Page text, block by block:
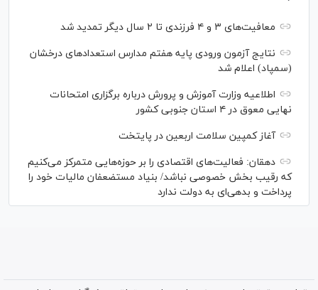
معافیت‌های ۳ و ۴ فرزندی تا ۲ سال دیگر تمدید شد
نتایج آزمون ورودی پایه هفتم مدارس استعدادهای درخشان
(سمپاد) اعلام شد
اطلاعیه وزارت آموزش و پرورش درباره برگزاری امتحانات
نهایی معوق در ۴ استان جنوبی کشور
آغاز کمپین سلامت اربعین در پایتخت
دهقان: فعالیت‌های اقتصادی را بر حوزه‌هایی متمرکز می‌کنیم
که رقیب بخش خصوصی نباشد/ بنیاد مستضعفان مالیات خود را
پرداخت و بدهی‌ای به دولت ندارد